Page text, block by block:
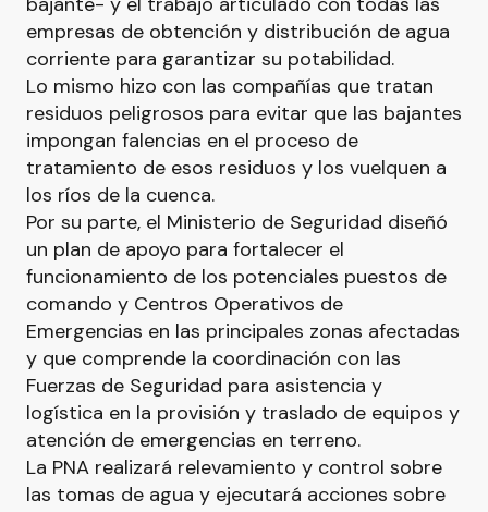
empresas de obtención y distribución de agua
corriente para garantizar su potabilidad.
Lo mismo hizo con las compañías que tratan
residuos peligrosos para evitar que las bajantes
impongan falencias en el proceso de
tratamiento de esos residuos y los vuelquen a
los ríos de la cuenca.
Por su parte, el Ministerio de Seguridad diseñó
un plan de apoyo para fortalecer el
funcionamiento de los potenciales puestos de
comando y Centros Operativos de
Emergencias en las principales zonas afectadas
y que comprende la coordinación con las
Fuerzas de Seguridad para asistencia y
logística en la provisión y traslado de equipos y
atención de emergencias en terreno.
La PNA realizará relevamiento y control sobre
las tomas de agua y ejecutará acciones sobre